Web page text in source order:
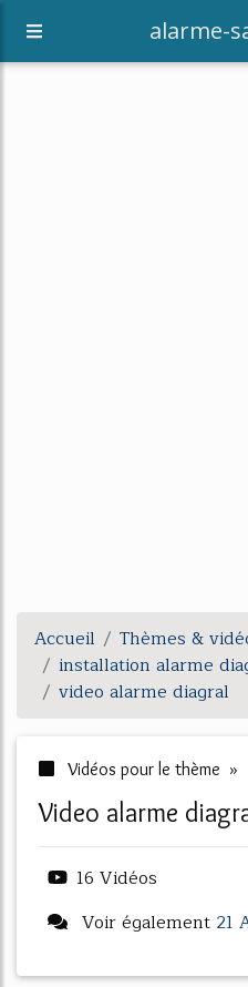
alarme-
Accueil
Thèmes &
installation alarme
video alarme diagral
Vidéos pour le thème »
video alarme
16 Vidéos
Voir également 21